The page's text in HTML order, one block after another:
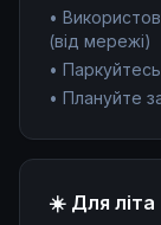
•
(від мережі)
•
• Плануйте
☀️ Для літа